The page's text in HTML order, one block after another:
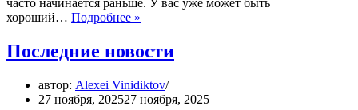
хороший… Подробнее »
любого
в
Vocabilis
Последние новости
автор: Alexei Vinidiktov
27 ноября, 202527 ноября, 2025